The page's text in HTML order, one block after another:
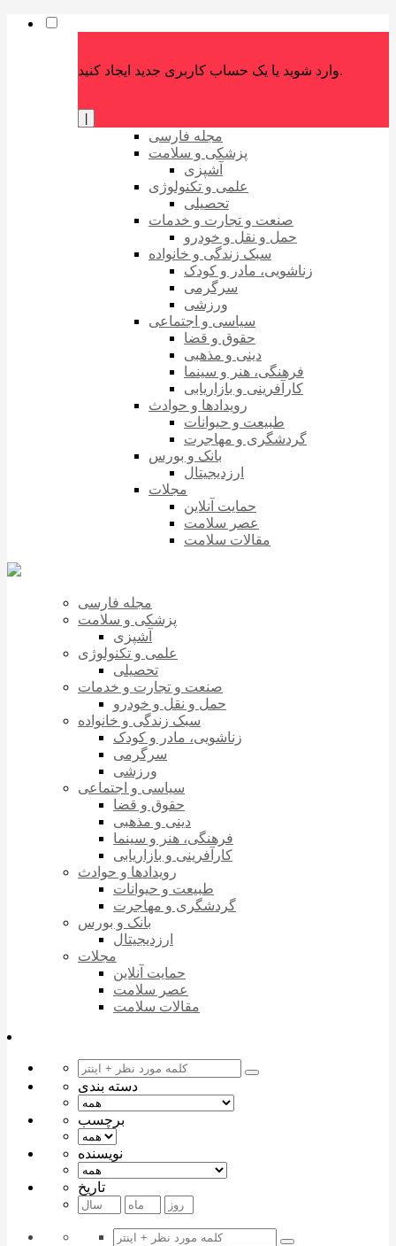
وارد شوید یا یک حساب کاربری جدید ایجاد کنید.
مجله فارسی
پزشکی و سلامت
آشپزی
علمی و تکنولوژی
تحصیلی
صنعت و تجارت و خدمات
حمل و نقل و خودرو
سبک زندگی و خانواده
زناشویی، مادر و کودک
سرگرمی
ورزشی
سیاسی و اجتماعی
حقوق و قضا
دینی و مذهبی
فرهنگی، هنر و سینما
کارآفرینی و بازاریابی
رویدادها و حوادث
طبیعت و حیوانات
گردشگری و مهاجرت
بانک و بورس
ارزدیجیتال
مجلات
حمایت آنلاین
عصر سلامت
مقالات سلامت
مجله فارسی
پزشکی و سلامت
آشپزی
علمی و تکنولوژی
تحصیلی
صنعت و تجارت و خدمات
حمل و نقل و خودرو
سبک زندگی و خانواده
زناشویی، مادر و کودک
سرگرمی
ورزشی
سیاسی و اجتماعی
حقوق و قضا
دینی و مذهبی
فرهنگی، هنر و سینما
کارآفرینی و بازاریابی
رویدادها و حوادث
طبیعت و حیوانات
گردشگری و مهاجرت
بانک و بورس
ارزدیجیتال
مجلات
حمایت آنلاین
عصر سلامت
مقالات سلامت
دسته بندی
برچسب
نویسنده
تاریخ